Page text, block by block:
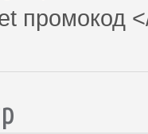
промокод